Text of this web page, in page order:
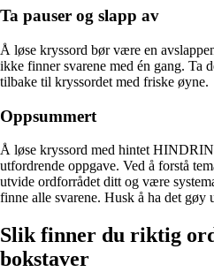
Ta pauser og slapp av
Å løse kryssord bør være en
ikke finner svarene med én gang. Ta
tilbake til kryssordet med friske øyne.
Oppsummert
Å løse kryssord med hintet
utfordrende oppgave. Ved å forstå
utvide ordforrådet ditt og være
finne alle svarene. Husk å ha det gøy
Slik finner du riktig
bokstaver